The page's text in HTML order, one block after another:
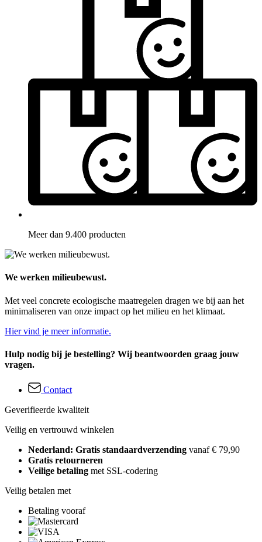
Meer dan 9.400 producten
We werken milieubewust.
Met veel concrete ecologische maatregelen dragen we bij aan het
minimaliseren van onze impact op het milieu en het klimaat.
Hier vind je meer informatie.
Hulp nodig bij je bestelling? Wij beantwoorden graag jouw
vragen.
Contact
Geverifieerde kwaliteit
Veilig en vertrouwd winkelen
Nederland: Gratis standaardverzending vanaf € 79,90
Gratis retourneren
Veilige betaling met SSL-codering
Veilig betalen met
Betaling vooraf